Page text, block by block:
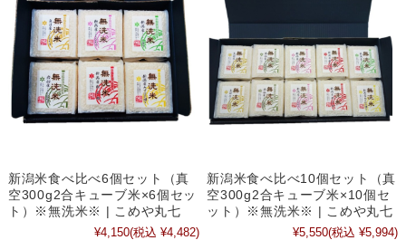
新潟米食べ比べ6個セット（真
空300g2合キューブ米×6個セッ
ト）※無洗米※ | こめや丸七
¥4,150(税込 ¥4,482)
新潟米食べ比べ10個セット（真
空300g2合キューブ米×10個セ
ット）※無洗米※ | こめや丸七
¥5,550(税込 ¥5,994)